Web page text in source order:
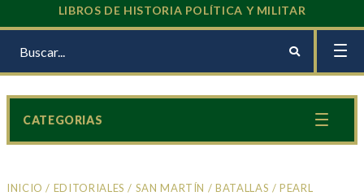
LIBROS DE HISTORIA POLÍTICA Y MILITAR
INICIO / EDITORIALES / SAN MARTÍN /BATALLAS / PEARL
CATEGORIAS